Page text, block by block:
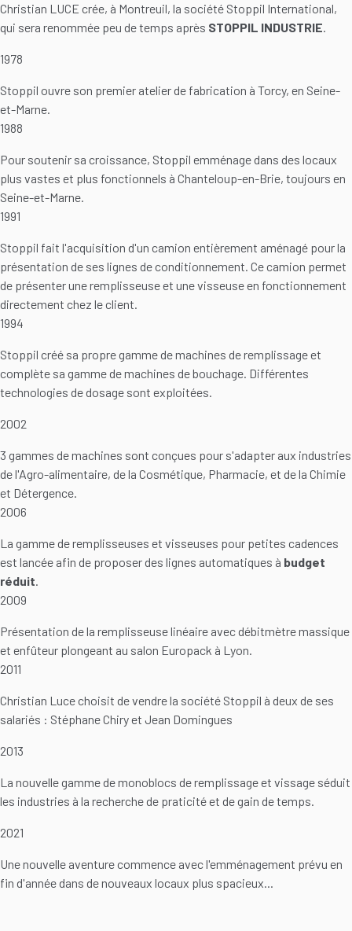
Christian LUCE crée, à Montreuil, la société Stoppil International,
qui sera renommée peu de temps après STOPPIL INDUSTRIE.
1978
Stoppil ouvre son premier atelier de fabrication à Torcy, en Seine-
et-Marne.
1988
Pour soutenir sa croissance, Stoppil emménage dans des locaux
plus vastes et plus fonctionnels à Chanteloup-en-Brie, toujours en
Seine-et-Marne.
1991
Stoppil fait l'acquisition d'un camion entièrement aménagé pour la
présentation de ses lignes de conditionnement. Ce camion permet
de présenter une remplisseuse et une visseuse en fonctionnement
directement chez le client.
1994
Stoppil créé sa propre gamme de machines de remplissage et
complète sa gamme de machines de bouchage. Différentes
technologies de dosage sont exploitées.
2002
3 gammes de machines sont conçues pour s'adapter aux industries
de l'Agro-alimentaire, de la Cosmétique, Pharmacie, et de la Chimie
et Détergence.
2006
La gamme de remplisseuses et visseuses pour petites cadences
est lancée afin de proposer des lignes automatiques à budget
réduit.
2009
Présentation de la remplisseuse linéaire avec débitmètre massique
et enfûteur plongeant au salon Europack à Lyon.
2011
Christian Luce choisit de vendre la société Stoppil à deux de ses
salariés : Stéphane Chiry et Jean Domingues
2013
La nouvelle gamme de monoblocs de remplissage et vissage séduit
les industries à la recherche de praticité et de gain de temps.
2021
Une nouvelle aventure commence avec l'emménagement prévu en
fin d'année dans de nouveaux locaux plus spacieux...